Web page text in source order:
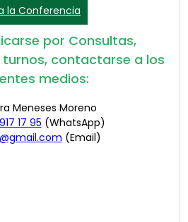
la Conferencia
por Consultas,
contactarse a los
medios:
Meneses Moreno
17 95 (WhatsApp)
(Email)